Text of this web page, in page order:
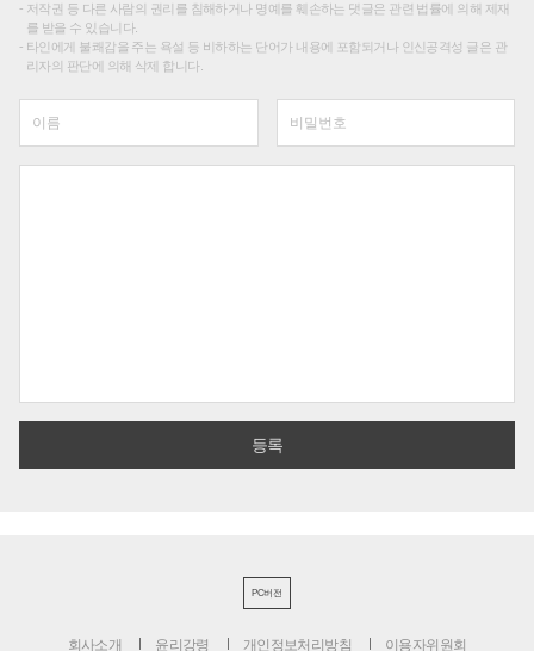
저작권 등 다른 사람의 권리를 침해하거나 명예를 훼손하는 댓글은 관련 법률에 의해 제재
를 받을 수 있습니다.
타인에게 불쾌감을 주는 욕설 등 비하하는 단어가 내용에 포함되거나 인신공격성 글은 관
리자의 판단에 의해 삭제 합니다.
PC버전
회사소개 윤리강령 개인정보처리방침 이용자위원회